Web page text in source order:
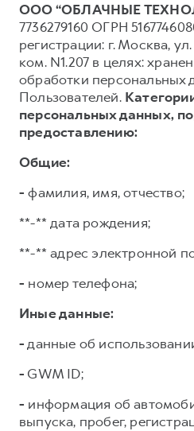
ООО “ОБЛАЧНЫЕ
7736279160 ОГРН
регистрации: г. Москва,
ком. N1.207 в целях:
обработки персональных
Пользователей.
персональных данных,
предоставлению:
Общие:
- фамилия, имя, отчество;
**-** дата рождения;
**-** адрес электронной
- номер телефона;
Иные данные:
-данные об
- GWM ID;
- информация об
выпуска, пробег,